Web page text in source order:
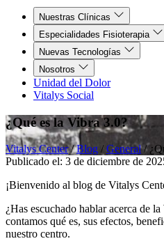
Nuestras Clínicas
Especialidades Fisioterapia
Nuevas Tecnologías
Nosotros
Unidad del Dolor
Vitalys Social
¿Qué es la Vibra 3.0?
Vitalys Center / Blog / General /
Publicado el: 3 de diciembre de
¡Bienvenido al blog de Vitalys
¿Has escuchado hablar acerca de la
contamos qué es, sus efectos,
nuestro centro.